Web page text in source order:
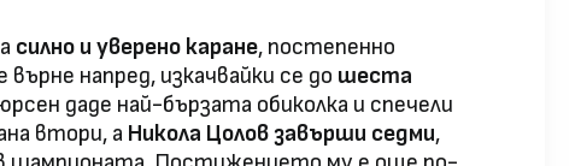
силно и уверено каране, постепенно
напред, изкачвайки се до шеста
даде най-бързата обиколка и спечели
втори, а Никола Цолов завърши седми,